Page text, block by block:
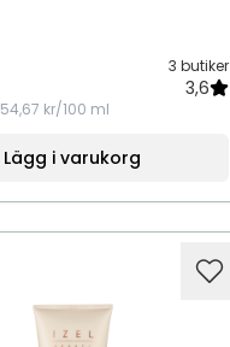
3 butiker
3,6
54,67 kr/100 ml
Lägg i varukorg